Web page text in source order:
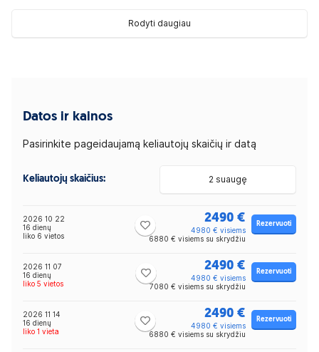
Rodyti daugiau
Datos ir kainos
Pasirinkite pageidaujamą keliautojų skaičių ir datą
Keliautojų skaičius: 2 suaugę
2026 10 22
16 dienų
liko 6 vietos
2490 €
4980 € visiems
6880 € visiems su skrydžiu
Rezervuoti
2026 11 07
16 dienų
liko 5 vietos
2490 €
4980 € visiems
7080 € visiems su skrydžiu
Rezervuoti
2026 11 14
16 dienų
liko 1 vieta
2490 €
4980 € visiems
6880 € visiems su skrydžiu
Rezervuoti